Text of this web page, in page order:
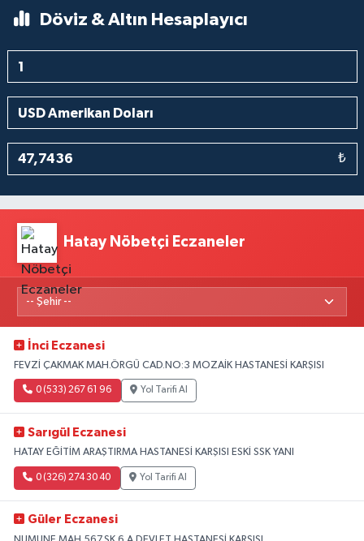
Döviz & Altın Hesaplayıcı
₺
Hatay Nöbetçi Eczaneler
İnci Eczanesi
FEVZİ ÇAKMAK MAH.ÖRGÜ CAD.NO:3 MOZAİK HASTANESİ KARŞISI
0 (533) 267 61 96 Yol Tarifi Al
Sarıgül Eczanesi
HATAY EĞİTİM ARAŞTIRMA HASTANESİ KARŞISI ESKİ SSK YANI
0 (326) 274 30 40 Yol Tarifi Al
Güler Eczanesi